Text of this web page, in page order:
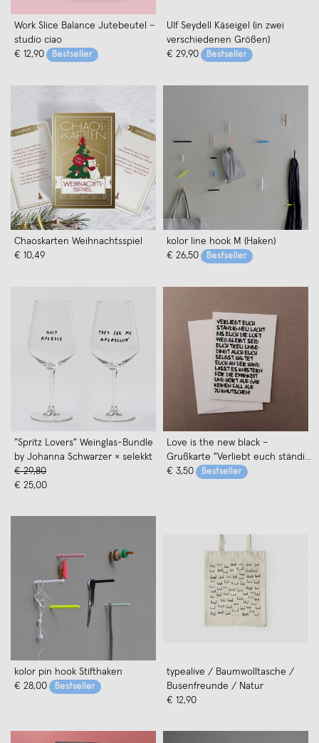
Work Slice Balance Jutebeutel –
studio ciao
€ 12,90
Bestseller
Ulf Seydell Käseigel (in zwei
verschiedenen Größen)
€ 29,90
Bestseller
Chaoskarten Weihnachtsspiel
€ 10,49
kolor line hook M (Haken)
€ 26,50
Bestseller
"Spritz Lovers" Weinglas-Bundle
by Johanna Schwarzer × selekkt
€ 29,80
€ 25,00
Love is the new black –
Grußkarte "Verliebt euch ständig
neu"
€ 3,50 Bestseller
kolor pin hook Stifthaken
€ 28,00
Bestseller
typealive / Baumwolltasche /
Busenfreunde / Natur
€ 12,90